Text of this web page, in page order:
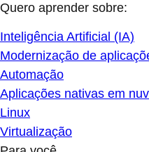
Quero aprender sobre:
Inteligência Artificial (IA)
Modernização de
Automação
Aplicações nativas em
Linux
Virtualização